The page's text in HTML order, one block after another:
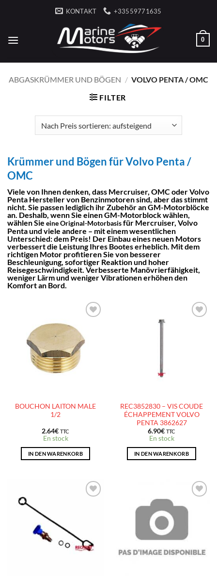
KONTAKT +33559771635
0
ABGASKRÜMMER UND BÖGEN / VOLVO PENTA / OMC
FILTER
Krümmer und Bögen für Volvo Penta /
OMC
Viele von Ihnen denken, dass Mercruiser, OMC oder Volvo
Penta Hersteller von Benzinmotoren sind, aber das stimmt
nicht. Sie passen lediglich ihr Zubehör an GM-Motorblöcke
an. Deshalb, wenn Sie einen GM-Motorblock wählen,
wählen Sie eine Original-Motorbasisfür Mercruiser, Volvo
Penta und viele andere – mit einem wesentlichen
Unterschied: dem Preis! Der Einbau eines neuen Motors
verbessert die Leistung Ihres Bootes erheblich. Mit dem
richtigen Motor profitieren Sie von besserer
Beschleunigung, sofortiger Reaktion und hoher
Reisegeschwindigkeit. Verbesserte Manövrierfähigkeit,
weniger Lärm und weniger Vibrationen erhöhen den
Komfort an Bord.
AJOUTER
À LA
LISTE
D’ENVIES
BOUCHON LAITON MALE
1/2
2.64€ TTC
En stock
IN DEN WARENKORB
REC3852830 – VIS COUDE
ÉCHAPPEMENT VOLVO
PENTA 3862627
6.90€ TTC
En stock
IN DEN WARENKORB
D’ENVIES
AJOUTER
À LA
D’ENVIES